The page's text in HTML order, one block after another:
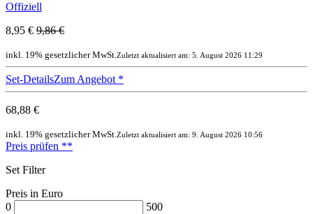
Offiziell
8,95 € 9,86 €
inkl. 19% gesetzlicher MwSt.Zuletzt aktualisiert am: 5. August 2026 11:29
Set-DetailsZum Angebot *
68,88 €
inkl. 19% gesetzlicher MwSt.Zuletzt aktualisiert am: 9. August 2026 10:56
Preis prüfen **
Set Filter
Preis in Euro
0
500